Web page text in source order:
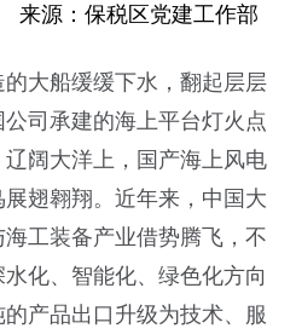
来源：保税区党建工作部
大船缓缓下水，翻起层层
司承建的海上平台灯火点
阔大洋上，国产海上风电
翅翱翔。近年来，中国大
工装备产业借势腾飞，不
化、智能化、绿色化方向
产品出口升级为技术、服